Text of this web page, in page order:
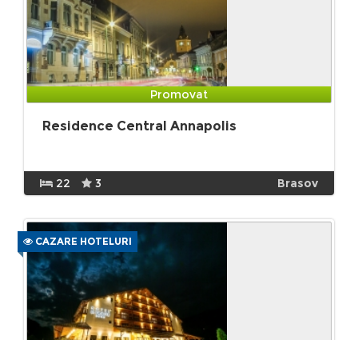
Promovat
Residence Central Annapolis
22 3 Brasov
CAZARE HOTELURI